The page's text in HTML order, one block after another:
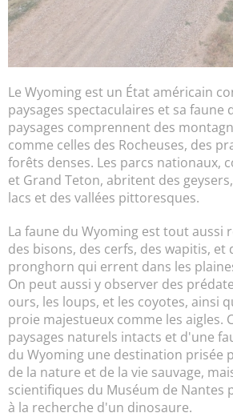
Le Wyoming est un État américain
paysages spectaculaires et sa faune
paysages comprennent des
comme celles des Rocheuses, des
forêts denses. Les parcs nationaux,
et Grand Teton, abritent des
lacs et des vallées pittoresques.
La faune du Wyoming est tout aussi
des bisons, des cerfs, des wapitis, et
pronghorn qui errent dans les
On peut aussi y observer des
ours, les loups, et les coyotes, ainsi
proie majestueux comme les aigles.
paysages naturels intacts et d'une
du Wyoming une destination prisée
de la nature et de la vie sauvage,
scientifiques du Muséum de Nantes
à la recherche d'un dinosaure.